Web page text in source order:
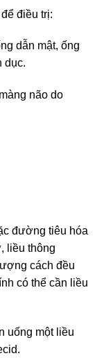
điều trị:
dẫn mật, ống
dục.
não do
đường tiêu hóa
liều thông
cách đều
có thể cần liều
uống một liều